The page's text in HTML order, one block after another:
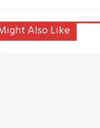
Also Like